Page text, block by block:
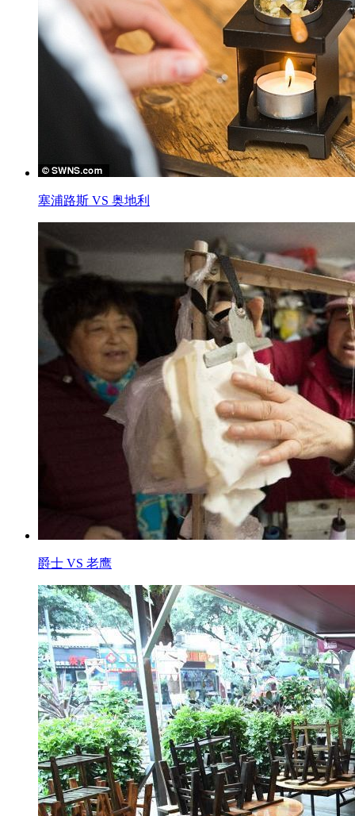
塞浦路斯 VS 奥地利
爵士 VS 老鹰